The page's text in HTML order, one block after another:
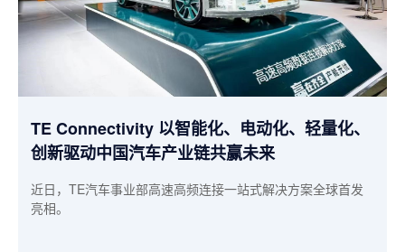
TE Connectivity 以智能化、电动化、轻量化、
创新驱动中国汽车产业链共赢未来
近日，TE汽车事业部高速高频连接一站式解决方案全球首发
亮相。